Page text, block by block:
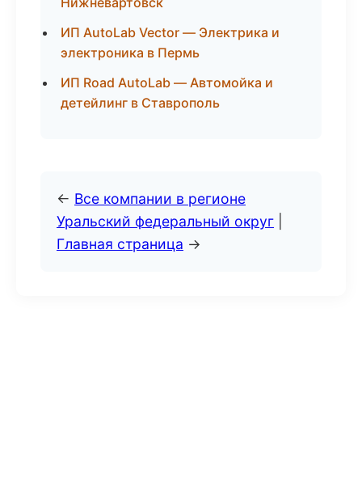
ИП AutoLab Vector — Электрика и
электроника в Пермь
ИП Road AutoLab — Автомойка и
детейлинг в Ставрополь
← Все компании в регионе
Уральский федеральный округ
Главная страница →